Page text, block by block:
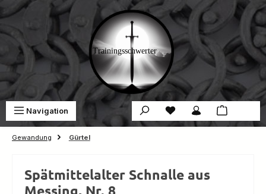
Zum Hauptinhalt springen
Navigation Du hast 0 Produkte auf
Gewandung Gürtel
Spätmittelalter Schnalle aus